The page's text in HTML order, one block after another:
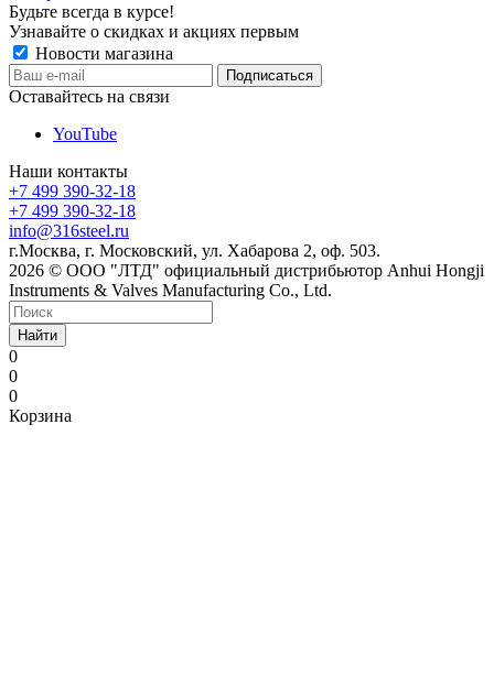
Будьте всегда в курсе!
Узнавайте о скидках и акциях первым
Новости магазина
Оставайтесь на связи
YouTube
Наши контакты
+7 499 390-32-18
+7 499 390-32-18
info@316steel.ru
г.Москва, г. Московский, ул. Хабарова 2, оф. 503.
2026 © ООО "ЛТД" официальный дистрибьютор Anhui Hongji
Instruments & Valves Manufacturing Co., Ltd.
Найти
0
0
0
Корзина